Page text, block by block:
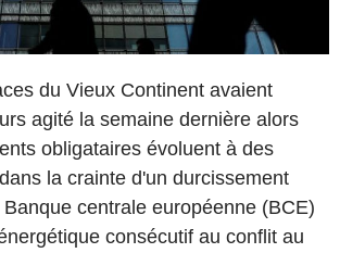
du Vieux Continent avaient
agité la semaine dernière alors
obligataires évoluent à des
la crainte d'un durcissement
centrale européenne (BCE)
consécutif au conflit au